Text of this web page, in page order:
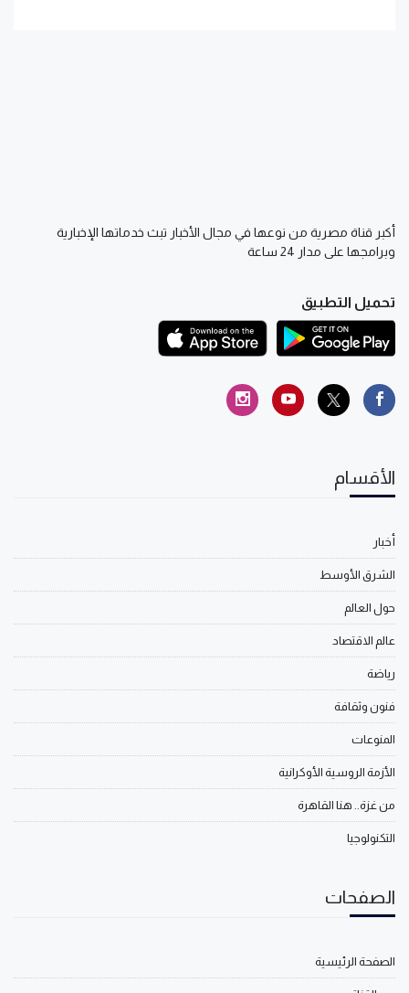
أكبر قناة مصرية من نوعها في مجال الأخبار تبث خدماتها الإخبارية
وبرامجها على مدار 24 ساعة
تحميل التطبيق
الأقسام
أخبار
الشرق الأوسط
حول العالم
عالم الاقتصاد
رياضة
فنون وثقافة
المنوعات
الأزمة الروسية الأوكرانية
من غزة.. هنا القاهرة
التكنولوجيا
الصفحات
الصفحة الرئيسية